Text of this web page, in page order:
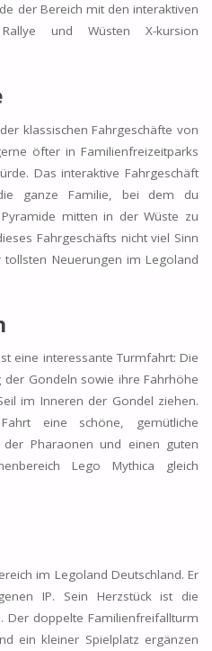
der Bereich mit den interaktiven
und Wüsten X-kursion
klassischen Fahrgeschäfte von
öfter in Familienfreizeitparks
Das interaktive Fahrgeschäft
ganze Familie, bei dem du
mitten in der Wüste zu
Fahrgeschäfts nicht viel Sinn
Neuerungen im Legoland
eine interessante Turmfahrt: Die
Gondeln sowie ihre Fahrhöhe
im Inneren der Gondel ziehen.
eine schöne, gemütliche
Pharaonen und einen guten
Lego Mythica gleich
im Legoland Deutschland. Er
IP. Sein Herzstück ist die
Der doppelte Familienfreifallturm
ein kleiner Spielplatz ergänzen